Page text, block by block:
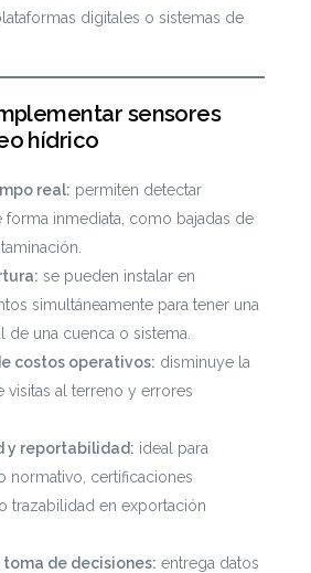
digitales o sistemas de
sensores
hídrico
real: permiten detectar
forma inmediata, como bajadas de
se pueden instalar en
simultáneamente para tener una
de una cuenca o sistema.
costos operativos: disminuye la
visitas al terreno y errores
y reportabilidad: ideal para
normativo, certificaciones
trazabilidad en exportación
de decisiones: entrega datos